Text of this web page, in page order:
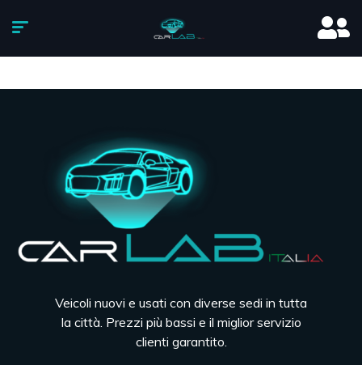
Veicoli nuovi e usati con diverse sedi in tutta
la città. Prezzi più bassi e il miglior servizio
clienti garantito.